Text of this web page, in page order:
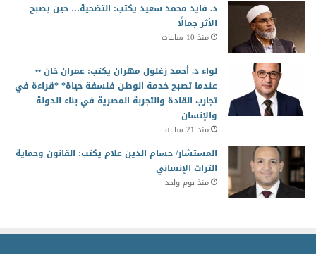
د. فايد محمد سعيد يكتب: التضحية… حين يصبح
الأثر جمالًا
منذ 10 ساعات
لواء د. أحمد زغلول مهران يكتب: عمران خان ••
عندما تصبح خدمة الوطن فلسفة حياة* *قراءة في
تجارب القادة والتجربة المصرية في بناء الدولة
والإنسان
منذ 21 ساعة
المستشار/ حسام الدين علام يكتب: القانون وحماية
التراث الإنساني
منذ يوم واحد